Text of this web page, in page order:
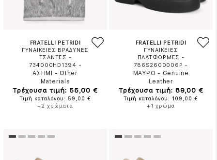
FRATELLI PETRIDI
ΓΥΝΑΙΚΕΙΕΣ ΒΡΑΔΥΝΕΣ
ΤΣΑΝΤΕΣ -
734000HD1394 -
ΑΣΗΜΙ
- Other
Materials
Τρέχουσα τιμή: 55,00 €
Τιμή καταλόγου: 59,00 €
+2 χρώματα
FRATELLI PETRIDI
ΓΥΝΑΙΚΕΙΕΣ
ΠΛΑΤΦΟΡΜΕΣ -
786S2600006P -
ΜΑΥΡΟ - Genuine
Leather
Τρέχουσα τιμή: 89,00 €
Τιμή καταλόγου: 109,00 €
+1 χρώμα